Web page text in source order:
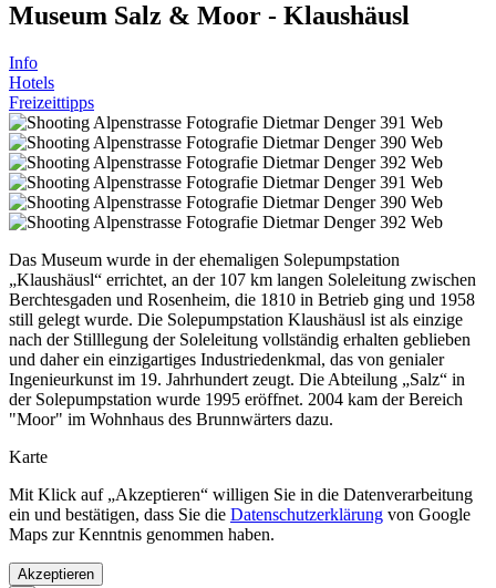
Museum Salz & Moor - Klaushäusl
Info
Hotels
Freizeittipps
Das Museum wurde in der ehemaligen Solepumpstation
„Klaushäusl“ errichtet, an der 107 km langen Soleleitung zwischen
Berchtesgaden und Rosenheim, die 1810 in Betrieb ging und 1958
still gelegt wurde. Die Solepumpstation Klaushäusl ist als einzige
nach der Stilllegung der Soleleitung vollständig erhalten geblieben
und daher ein einzigartiges Industriedenkmal, das von genialer
Ingenieurkunst im 19. Jahrhundert zeugt. Die Abteilung „Salz“ in
der Solepumpstation wurde 1995 eröffnet. 2004 kam der Bereich
"Moor" im Wohnhaus des Brunnwärters dazu.
Karte
Mit Klick auf „Akzeptieren“ willigen Sie in die Datenverarbeitung
ein und bestätigen, dass Sie die Datenschutzerklärung von Google
Maps zur Kenntnis genommen haben.
Akzeptieren